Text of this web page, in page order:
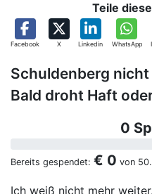
Teile
Facebook X Linkedin WhatsApp
Schuldenberg
Bald droht Haft
0
Bereits gespendet: € 0 von
Ich weiß nicht mehr